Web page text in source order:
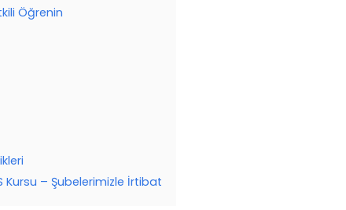
Öğrenin
Kursu – Şubelerimizle İrtibat